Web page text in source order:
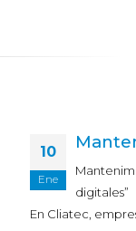
“hospitales
de data